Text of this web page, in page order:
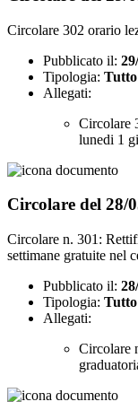
Circolare 302 orario
Pubblicato il:
Tipologia: Tutto
Allegati:
Circolare
lunedi 1
Circolare del 28/
Circolare n. 301:
settimane gratuite nel
Pubblicato il:
Tipologia:
Allegati:
Circolare